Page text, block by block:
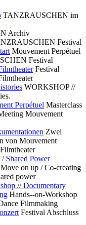
TANZRAUSCHEN im
Archiv
Festival
Mouvement Perpétuel
Festival
Festival
WORKSHOP //
Perpétuel Masterclass
Mouvement
Zwei
von Mouvement
Shared Power
on up / Co-creating
power
// Documentary
Hands--on-Workshop
Filmmaking
Festival Abschluss